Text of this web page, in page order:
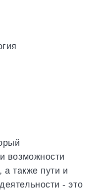
возможности
а также пути и
- это